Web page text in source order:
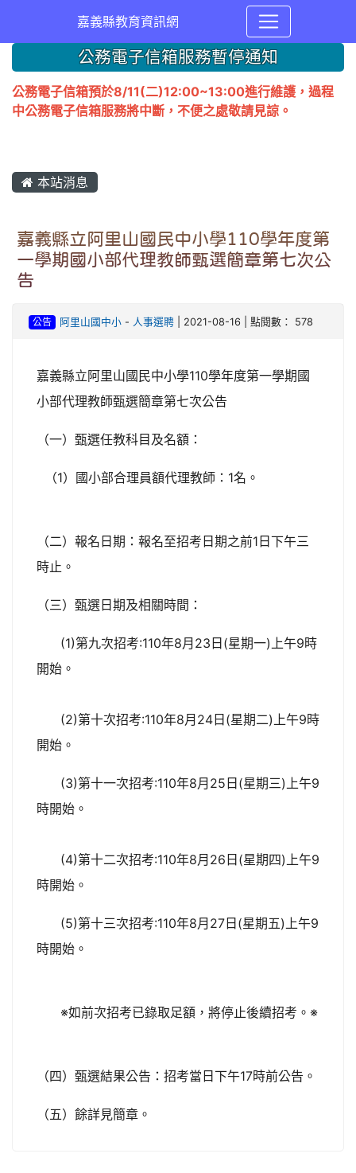
嘉義縣教育資訊網
公務電子信箱服務暫停通知
公務電子信箱預於8/11(二)12:00~13:00進行維護，過程
中公務電子信箱服務將中斷，不便之處敬請見諒。
本站消息
嘉義縣立阿里山國民中小學110學年度第
一學期國小部代理教師甄選簡章第七次公
告
公告 阿里山國中小- 人事選聘| 2021-08-16 | 點閱數： 578
嘉義縣立阿里山國民中小學110學年度第一學期國
小部代理教師甄選簡章第七次公告
（一）甄選任教科目及名額：
（1）國小部合理員額代理教師：1名。
（二）報名日期：報名至招考日期之前1日下午三
時止。
（三）甄選日期及相關時間：
(1)第九次招考:110年8月23日(星期一)上午9時
開始。
(2)第十次招考:110年8月24日(星期二)上午9時
開始。
(3)第十一次招考:110年8月25日(星期三)上午9
時開始。
(4)第十二次招考:110年8月26日(星期四)上午9
時開始。
(5)第十三次招考:110年8月27日(星期五)上午9
時開始。
※如前次招考已錄取足額，將停止後續招考。※
（四）甄選結果公告：招考當日下午17時前公告。
（五）餘詳見簡章。